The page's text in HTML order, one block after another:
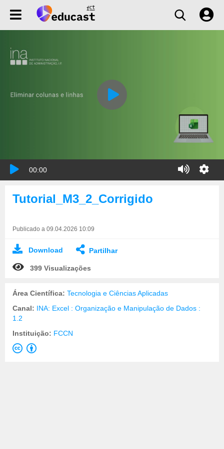
00:00
Tutorial_M3_2_Corrigido
Publicado a 09.04.2026 10:09
Download Partilhar
399 Visualizações
Área Científica: Tecnologia e Ciências Aplicadas
Canal: INA: Excel : Organização e Manipulação de Dados :
1.2
Instituição: FCCN